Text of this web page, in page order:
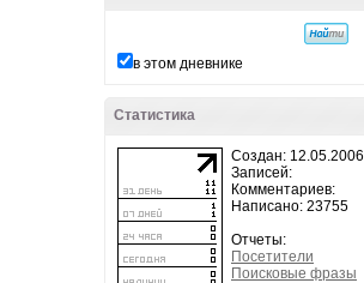
в этом дневнике
Статистика
Создан: 12.05.2006
Записей:
Комментариев:
Написано: 23755
Отчеты:
Посетители
Поисковые фразы